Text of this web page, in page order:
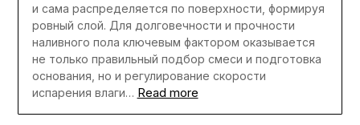
и сама распределяется по поверхности, формируя
ровный слой. Для долговечности и прочности
наливного пола ключевым фактором оказывается
не только правильный подбор смеси и подготовка
основания, но и регулирование скорости
испарения влаги… Read more